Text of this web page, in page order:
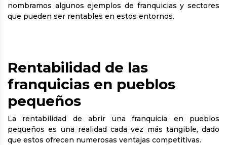
nombramos algunos ejemplos de franquicias y sectores
que pueden ser rentables en estos entornos.
Rentabilidad de las
franquicias en pueblos
pequeños
La rentabilidad de abrir una franquicia en pueblos
pequeños es una realidad cada vez más tangible, dado
que estos ofrecen numerosas ventajas competitivas.